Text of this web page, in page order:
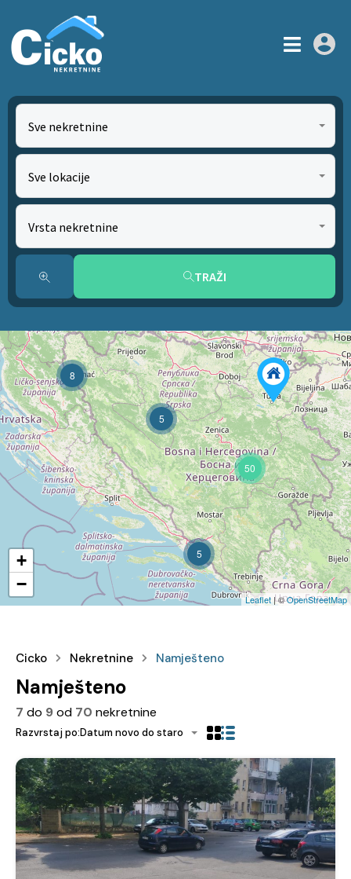
Sve nekretnine
Sve lokacije
Vrsta nekretnine
TRAŽI
8
5
5
50
+
−
Leaflet | ©OpenStreetMap
Cicko Nekretnine Namješteno
Namješteno
7 do 9od 70 nekretnine
Razvrstaj po:Datum novo do staro